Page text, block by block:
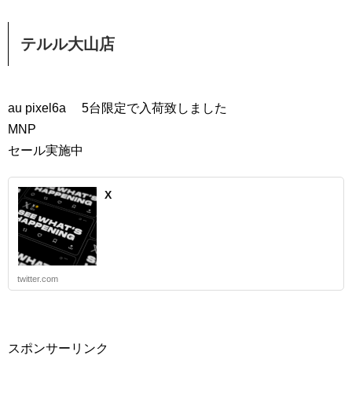
テルル大山店
au pixel6a 5台限定で入荷致しました
MNP
セール実施中
X
twitter.com
スポンサーリンク